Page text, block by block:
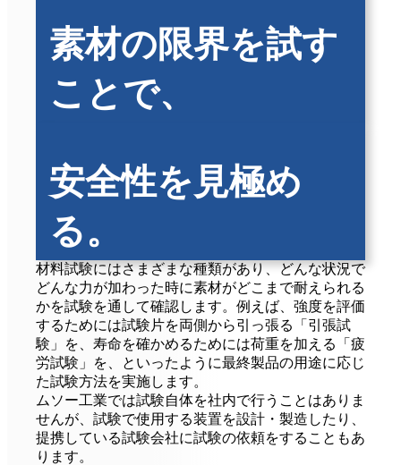
素材の限界を試す
ことで、
安全性を見極め
る。
材料試験にはさまざまな種類があり、どんな状況で
どんな力が加わった時に素材がどこまで耐えられる
かを試験を通して確認します。例えば、強度を評価
するためには試験片を両側から引っ張る「引張試
験」を、寿命を確かめるためには荷重を加える「疲
労試験」を、といったように最終製品の用途に応じ
た試験方法を実施します。
ムソー工業では試験自体を社内で行うことはありま
せんが、試験で使用する装置を設計・製造したり、
提携している試験会社に試験の依頼をすることもあ
ります。